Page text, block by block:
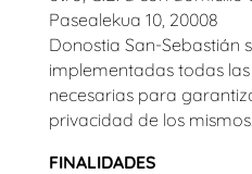
Pasealekua 10, 20008
Donostia San-Sebastián
implementadas todas
necesarias para
privacidad de los mismos.
FINALIDADES